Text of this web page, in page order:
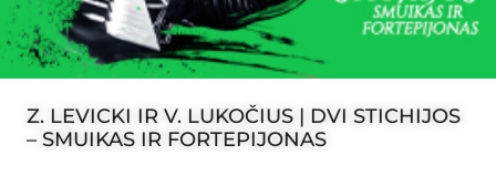
Z. LEVICKI IR V. LUKOČIUS | DVI STICHIJOS
– SMUIKAS IR FORTEPIJONAS